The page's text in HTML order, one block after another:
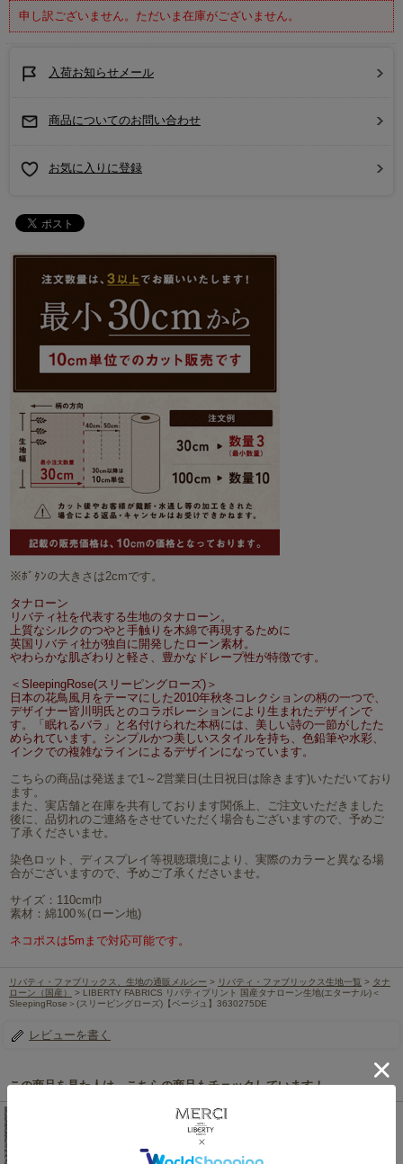
申し訳ございません。ただいま在庫がございません。
入荷お知らせメール
商品についてのお問い合わせ
お気に入りに登録
※ﾎﾞﾀﾝの大きさは2cmです。
タナローン
リバティ社を代表する生地のタナローン。
上質なシルクのつやと手触りを木綿で再現するために
英国リバティ社が独自に開発したローン素材。
やわらかな肌ざわりと軽さ、豊かなドレープ性が特徴です。
＜SleepingRose(スリーピングローズ)＞
日本の花鳥風月をテーマにした2010年秋冬コレクションの柄の一つで、
デザイナー皆川明氏とのコラボレーションにより生まれたデザインで
す。「眠れるバラ」と名付けられた本柄には、美しい詩の一節がしたた
められています。シンプルかつ美しいスタイルを持ち、色鉛筆や水彩、
インクでの複雑なラインによるデザインになっています。
こちらの商品は発送まで1～2営業日(土日祝日は除きます)いただいており
ます。
また、実店舗と在庫を共有しております関係上、ご注文いただきました
後に、品切れのご連絡をさせていただく場合もございますので、予めご
了承くださいませ。
染色ロット、ディスプレイ等視聴環境により、実際のカラーと異なる場
合がございますので、予めご了承くださいませ。
サイズ：110cm巾
素材：綿100％(ローン地)
ネコポスは5mまで対応可能です。
リバティ・ファブリックス、生地の通販メルシー > リバティ・ファブリックス生地一覧 > タナ
ローン（国産）
> LIBERTY FABRICS リバティプリント 国産タナローン生地(エターナル)＜
SleepingRose＞(スリーピングローズ)【ベージュ】3630275DE
レビューを書く
この商品を見た人は、こちらの商品もチェックしています！
LIBERTY FABRICS リバティプリント 国産タナロー
ン生地(エターナル)<br>＜SleepingRose＞(スリーピ